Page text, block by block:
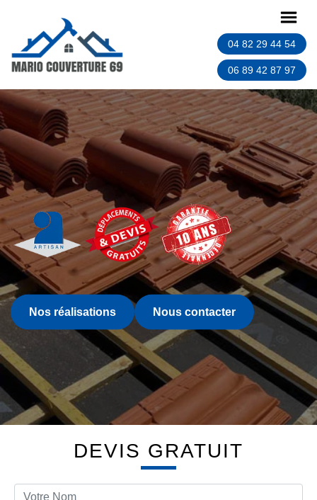
04 82 29 44 54
06 89 42 87 97
Nos réalisations Nous contacter
DEVIS GRATUIT